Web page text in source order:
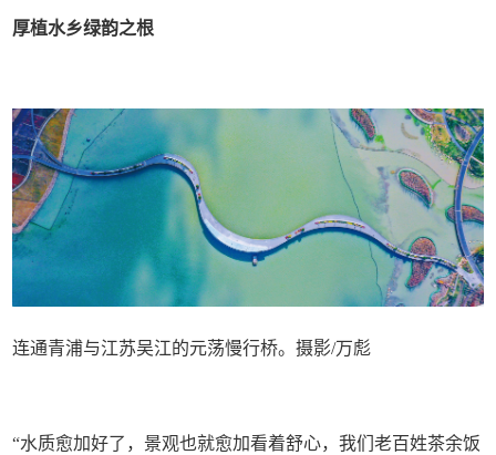
厚植水乡绿韵之根
连通青浦与江苏吴江的元荡慢行桥。摄影/万彪
“水质愈加好了，景观也就愈加看着舒心，我们老百姓茶余饭